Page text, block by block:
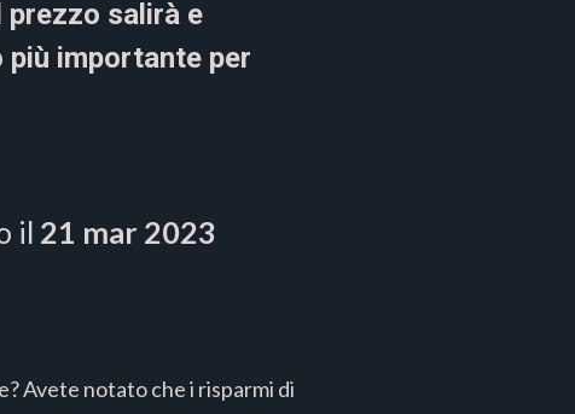
salirà e
più importante per
il 21 mar 2023
Avete notato che i risparmi di